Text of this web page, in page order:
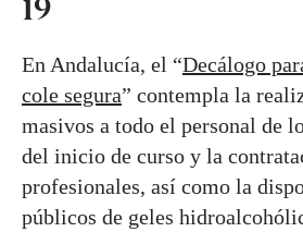
19
En Andalucía, el “Decálogo
cole segura” contempla la
masivos a todo el personal de
del inicio de curso y la
profesionales, así como la
públicos de geles